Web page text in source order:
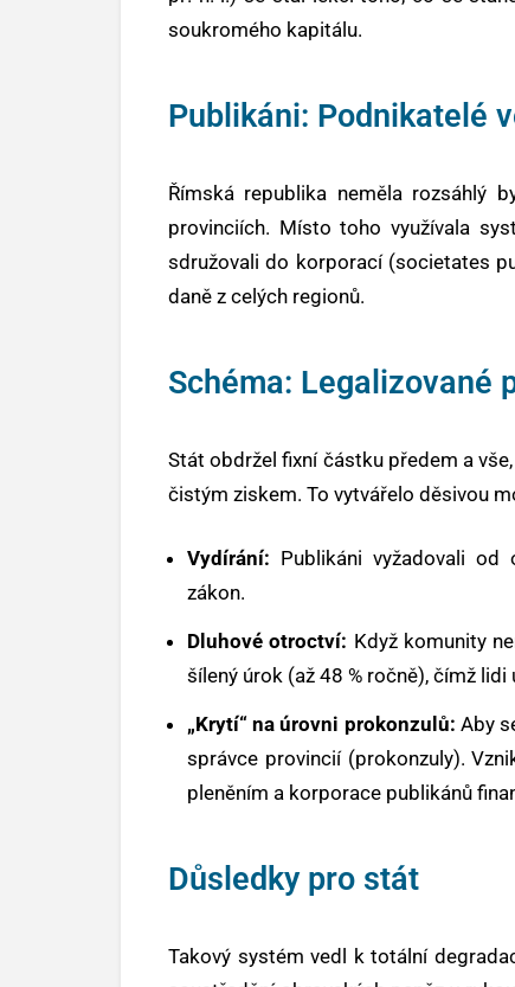
soukromého kapitálu.
Publikáni: Podnikatelé
Římská republika neměla rozsáhlý
provinciích. Místo toho využívala
sdružovali do korporací (societates
daně z celých regionů.
Schéma: Legalizované
Stát obdržel fixní částku předem a
čistým ziskem. To vytvářelo děsivou
Vydírání: Publikáni vyžadovali od
zákon.
Dluhové otroctví: Když komunity
šílený úrok (až 48 % ročně), čímž lidi
„Krytí“ na úrovni prokonzulů: Aby
správce provincií (prokonzuly).
pleněním a korporace publikánů
Důsledky pro stát
Takový systém vedl k totální